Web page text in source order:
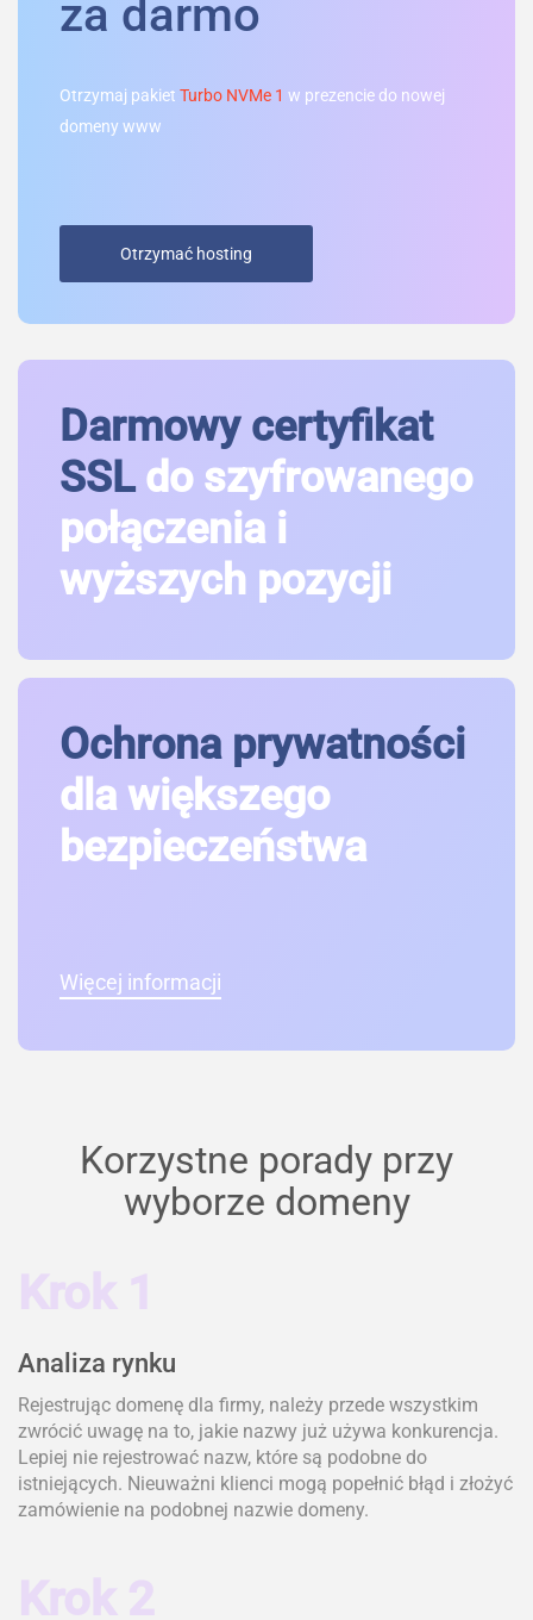
za darmo
Otrzymaj pakiet Turbo NVMe 1 w prezencie do nowej
domeny www
Otrzymać hosting
Darmowy certyfikat
SSLdo szyfrowanego
połączenia i
wyższych pozycji
Ochrona prywatności
dla większego
bezpieczeństwa
Więcej informacji
Korzystne porady przy
wyborze domeny
Krok 1
Analiza rynku
Rejestrując domenę dla firmy, należy przede wszystkim
zwrócić uwagę na to, jakie nazwy już używa konkurencja.
Lepiej nie rejestrować nazw, które są podobne do
istniejących. Nieuważni klienci mogą popełnić błąd i złożyć
zamówienie na podobnej nazwie domeny.
Krok 2